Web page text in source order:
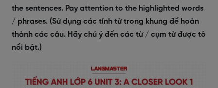
the sentences. Pay attention to the highlighted words
/ phrases. (Sử dụng các tính từ trong khung để hoàn
thành các câu. Hãy chú ý đến các từ / cụm từ được tô
nổi bật.)